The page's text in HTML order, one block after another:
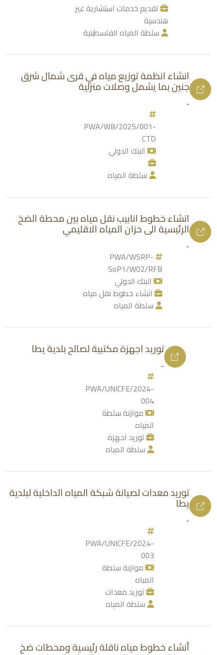
تقديم خدمات استشارية غير
هندسية
سلطة المياه الفلسطينية
انشاء انظمة توزيع مياه في قرى شمال شرق
جنين بما يشمل وصلات منزلية
-
PWA/WB/2025/001-
CTD
البنك الدولي
سلطة المياه
انشاء خطوط انابيب نقل مياه بين محطة الضخ
الرئيسية الى خزان المياه الاقليمي
-
PWA/WSRP-
SoP1/W02/RFB
البنك الدولي
انشاء خطوط نقل مياه
سلطة المياه
توريد اجهزة مكتبية لصالح بلدية يطا
-
PWA/UNICFE/2024-
004
موازنة سلطة
المياه
توريد اجهزة
سلطة المياه
توريد معدات لصيانة شبكة المياه الداخلية لبلدية
يطا
-
PWA/UNICFE/2024-
003
موازنة سلطة
المياه
توريد معدات
سلطة المياه
أنشاء خطوط مياه ناقلة رئيسية ومحطات ضخ